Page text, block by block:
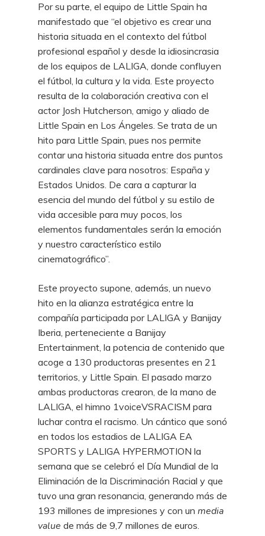
Por su parte, el equipo de Little Spain ha
manifestado que “el objetivo es crear una
historia situada en el contexto del fútbol
profesional español y desde la idiosincrasia
de los equipos de LALIGA, donde confluyen
el fútbol, la cultura y la vida. Este proyecto
resulta de la colaboración creativa con el
actor Josh Hutcherson, amigo y aliado de
Little Spain en Los Ángeles. Se trata de un
hito para Little Spain, pues nos permite
contar una historia situada entre dos puntos
cardinales clave para nosotros: España y
Estados Unidos. De cara a capturar la
esencia del mundo del fútbol y su estilo de
vida accesible para muy pocos, los
elementos fundamentales serán la emoción
y nuestro característico estilo
cinematográfico”.
Este proyecto supone, además, un nuevo
hito en la alianza estratégica entre la
compañía participada por LALIGA y Banijay
Iberia, perteneciente a Banijay
Entertainment, la potencia de contenido que
acoge a 130 productoras presentes en 21
territorios, y Little Spain. El pasado marzo
ambas productoras crearon, de la mano de
LALIGA, el himno 1voiceVSRACISM para
luchar contra el racismo. Un cántico que sonó
en todos los estadios de LALIGA EA
SPORTS y LALIGA HYPERMOTION la
semana que se celebró el Día Mundial de la
Eliminación de la Discriminación Racial y que
tuvo una gran resonancia, generando más de
193 millones de impresiones y con un media
value de más de 9,7 millones de euros.